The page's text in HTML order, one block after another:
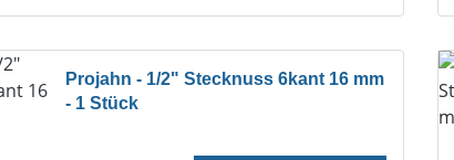
Projahn - 1/2" Stecknuss 6kant 16 mm
- 1 Stück